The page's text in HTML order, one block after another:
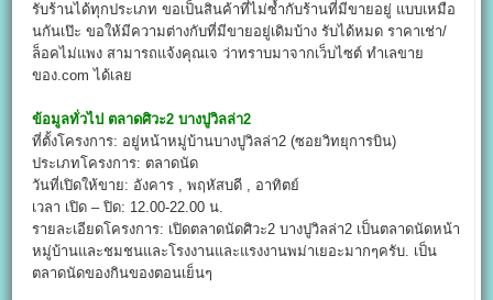
รับร้านได้ทุกประเภท ขอเป็นสินค้าที่ไม่ซ้ำกับร้านที่มีขายอยู่ แบบเหมือ
นกันเป๊ะ ขอให้มีความต่างกับที่มีขายอยู่เดิมบ้าง รับได้หมด ราคาเช่า/
ล็อคไม่แพง สามารถแจ้งคุณเจ ว่าทราบมาจากเว็บไซต์ ทำเลขาย
ของ.com ได้เลย
ข้อมูลทั่วไป ตลาดศิวะ2 บางปูวิลล่า2
ที่ตั้งโครงการ: อยู่หน้าหมู่บ้านบางปูวิลล่า2 (ซอยวิทยุการบิน)
ประเภทโครงการ: ตลาดนัด
วันที่เปิดให้ขาย: อังคาร , พฤหัสบดี , อาทิตย์
เวลา เปิด – ปิด: 12.00-22.00 น.
รายละเอียดโครงการ: เปิดตลาดนัดศิวะ2 บางปูวิลล่า2 เป็นตลาดนัดหน้า
หมู่บ้านและชมชนและโรงงานและแรงงานพม่าเยอะมากๆครับ. เป็น
ตลาดนัดของกินของตอนเย็นๆ